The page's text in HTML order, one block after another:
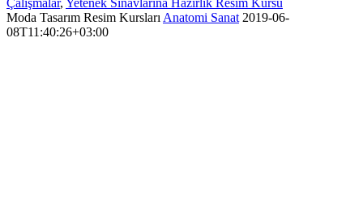
Çalışmalar, Yetenek Sınavlarına Hazırlık Resim Kursu
Moda Tasarım Resim Kursları Anatomi Sanat 2019-06-
08T11:40:26+03:00